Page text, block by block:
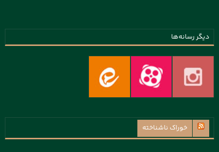
دیگر رسانه‌ها
خوراک ناشناخته